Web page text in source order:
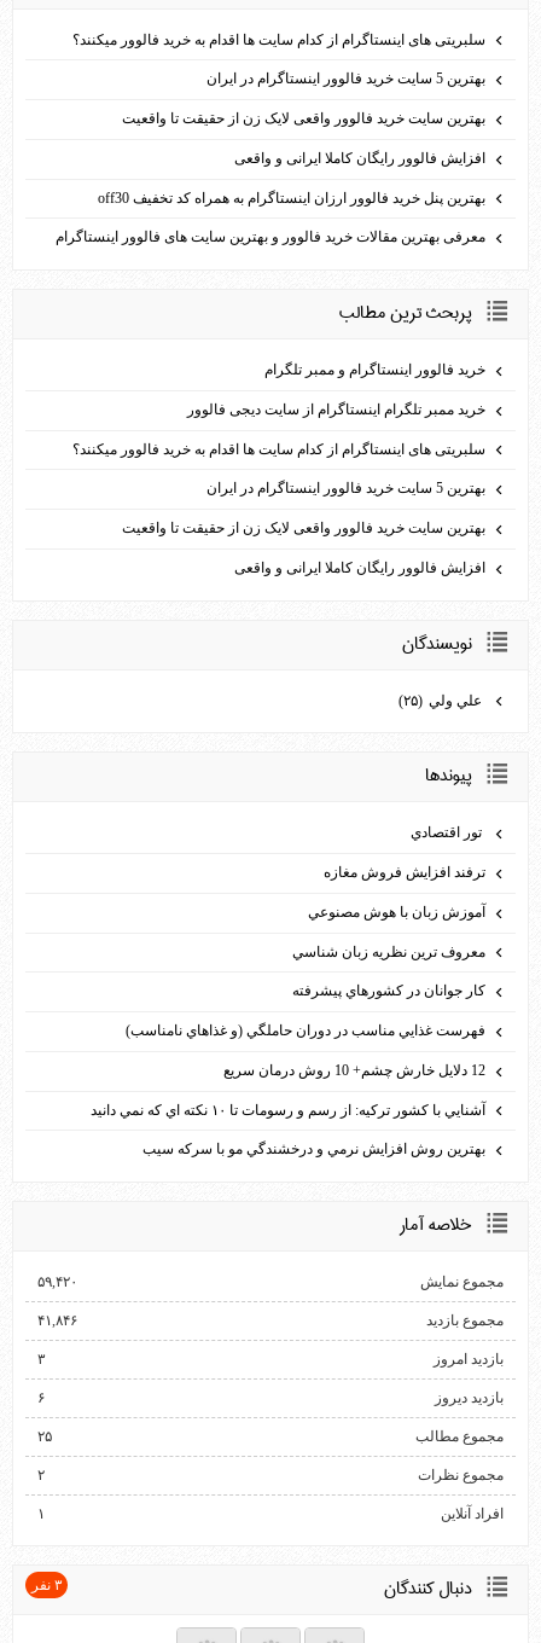
سلبریتی های اینستاگرام از کدام سایت ها اقدام به خرید فالوور می­کنند؟
بهترین 5 سایت خرید فالوور اینستاگرام در ایران
بهترین سایت خرید فالوور واقعی لایک زن از حقیقت تا واقعیت
افزایش فالوور رایگان کاملا ایرانی و واقعی
بهترين پنل خريد فالوور ارزان اينستاگرام به همراه کد تخفيف off30
معرفی بهترین مقالات خرید فالوور و بهترین سایت های فالوور اینستاگرام
پربحث ترين مطالب
خرید فالوور اینستاگرام و ممبر تلگرام
خرید ممبر تلگرام اینستاگرام از سایت دیجی فالوور
سلبریتی های اینستاگرام از کدام سایت ها اقدام به خرید فالوور می­کنند؟
بهترین 5 سایت خرید فالوور اینستاگرام در ایران
بهترین سایت خرید فالوور واقعی لایک زن از حقیقت تا واقعیت
افزایش فالوور رایگان کاملا ایرانی و واقعی
نويسندگان
علي ولي (۲۵)
پيوندها
تور اقتصادي
ترفند افزايش فروش مغازه
آموزش زبان با هوش مصنوعي
معروف ترين نظريه زبان شناسي
كار جوانان در كشورهاي پيشرفته
فهرست غذايي مناسب در دوران حاملگي (و غذاهاي نامناسب)
12 دلايل خارش چشم+ 10 روش درمان سريع
آشنايي با كشور تركيه: از رسم و رسومات تا ۱۰ نكته اي كه نمي دانيد
بهترين روش افزايش نرمي و درخشندگي مو با سركه سيب
خلاصه آمار
مجموع نمایش‌ ۵۹,۴۲۰
مجموع بازدید ۴۱,۸۴۶
بازدید امروز
بازدید دیروز
مجموع مطالب ۲۵
مجموع نظرات
افراد آنلاین
دنبال كنندگان ۳ نفر